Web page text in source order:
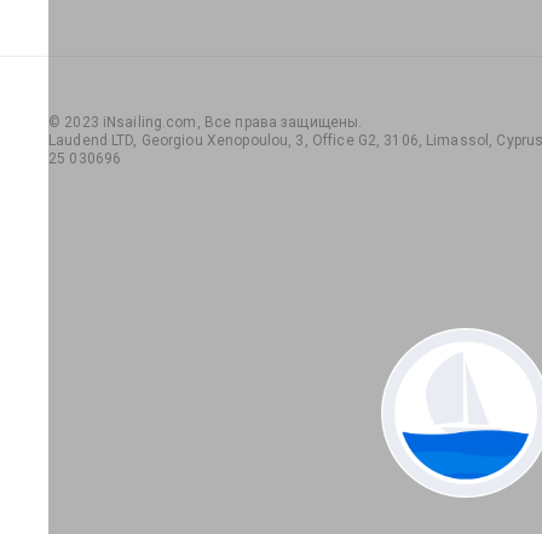
© 2023 iNsailing.com, Все права защищены.
Laudend LTD, Georgiou Xenopoulou, 3, Office G2, 3106, Limassol,
25 030696